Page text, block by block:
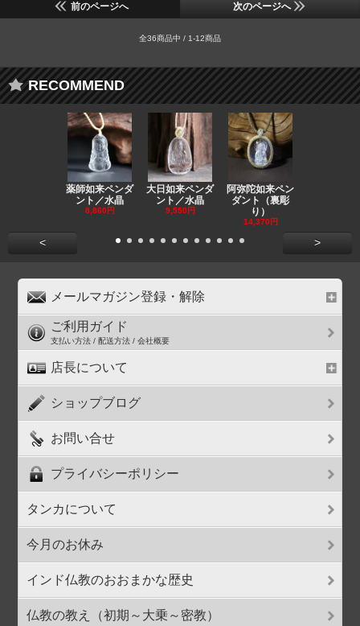
前のページへ 次のページへ
全36商品中 / 1-12商品
RECOMMEND
薬師如来ペンダ
ント／水晶
8,860円
大日如来ペンダ
ント／水晶
9,550円
阿弥陀如来ペン
ダント（裏彫
り）
14,370円
< >
メールマガジン登録・解除
ご利用ガイド
支払い方法 / 配送方法 / 会社概要
店長について
ショップブログ
お問い合せ
プライバシーポリシー
タンカについて
今月のお休み
インド仏教のおおまかな歴史
仏教の教え（初期～大乗～密教）